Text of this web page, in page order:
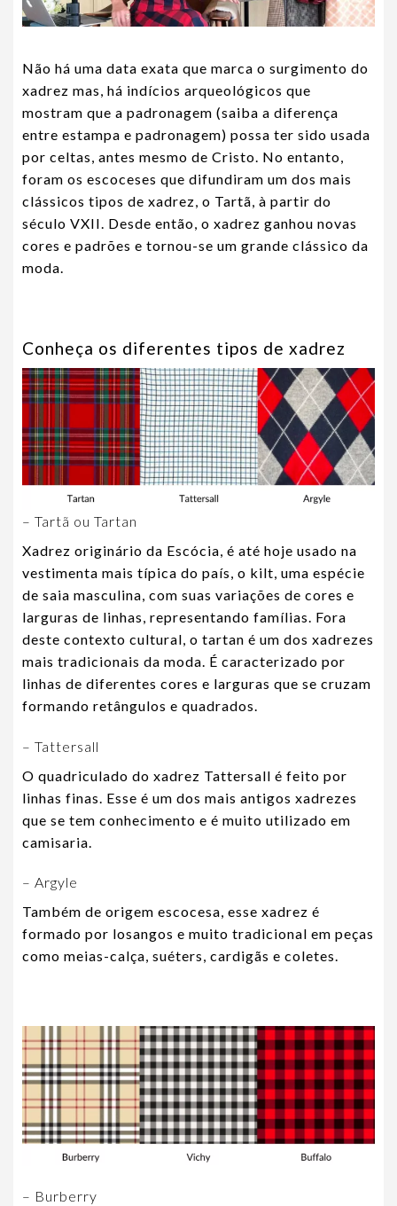
Não há uma data exata que marca o surgimento do
xadrez mas, há indícios arqueológicos que
mostram que a padronagem (saiba a diferença
entre estampa e padronagem) possa ter sido usada
por celtas, antes mesmo de Cristo. No entanto,
foram os escoceses que difundiram um dos mais
clássicos tipos de xadrez, o Tartã, à partir do
século VXII. Desde então, o xadrez ganhou novas
cores e padrões e tornou-se um grande clássico da
moda.
Conheça os diferentes tipos de xadrez
– Tartã ou Tartan
Xadrez originário da Escócia, é até hoje usado na
vestimenta mais típica do país, o kilt, uma espécie
de saia masculina, com suas variações de cores e
larguras de linhas, representando famílias. Fora
deste contexto cultural, o tartan é um dos xadrezes
mais tradicionais da moda. É caracterizado por
linhas de diferentes cores e larguras que se cruzam
formando retângulos e quadrados.
– Tattersall
O quadriculado do xadrez Tattersall é feito por
linhas finas. Esse é um dos mais antigos xadrezes
que se tem conhecimento e é muito utilizado em
camisaria.
– Argyle
Também de origem escocesa, esse xadrez é
formado por losangos e muito tradicional em peças
como meias-calça, suéters, cardigãs e coletes.
– Burberry